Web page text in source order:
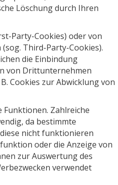
Löschung durch Ihren
Party-Cookies) oder von
Third-Party-Cookies).
die Einbindung
von Drittunternehmen
Cookies zur Abwicklung von
Funktionen. Zahlreiche
da bestimmte
nicht funktionieren
oder die Anzeige von
zur Auswertung des
verwendet